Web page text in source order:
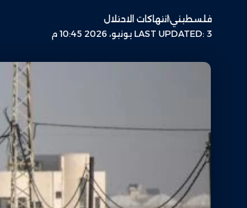
LAST UPDATED: 3 يونيو، 2026 10:45 م
فلسطينيانتهاكات الاحتلال